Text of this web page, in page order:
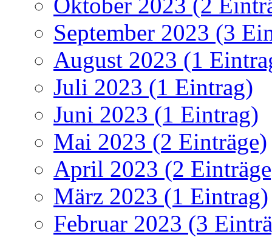
September 2023 (3
August 2023 (1
Juli 2023 (1 Eintrag)
Juni 2023 (1 Eintrag)
Mai 2023 (2 Einträge)
April 2023 (2
März 2023 (1 Eintrag)
Februar 2023 (3